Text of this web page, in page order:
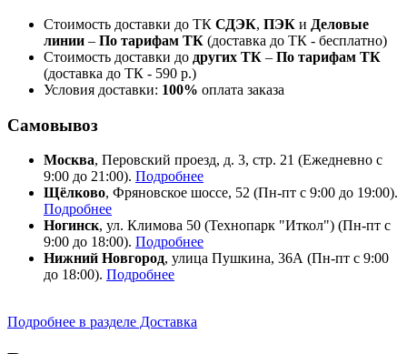
Стоимость доставки до ТК СДЭК, ПЭК и Деловые
линии – По тарифам ТК (доставка до ТК - бесплатно)
Стоимость доставки до других ТК – По тарифам ТК
(доставка до ТК - 590 р.)
Условия доставки: 100% оплата заказа
Самовывоз
Москва, Перовский проезд, д. 3, стр. 21 (Ежедневно с
9:00 до 21:00). Подробнее
Щёлково, Фряновское шоссе, 52 (Пн-пт с 9:00 до 19:00).
Подробнее
Ногинск, ул. Климова 50 (​Технопарк "Иткол") (Пн-пт с
9:00 до 18:00). Подробнее
Нижний Новгород, улица Пушкина, 36А (Пн-пт с 9:00
до 18:00). Подробнее
Подробнее в разделе Доставка